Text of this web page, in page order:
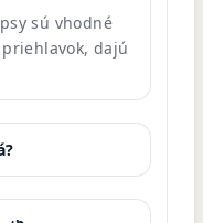
sú vhodné
dajú